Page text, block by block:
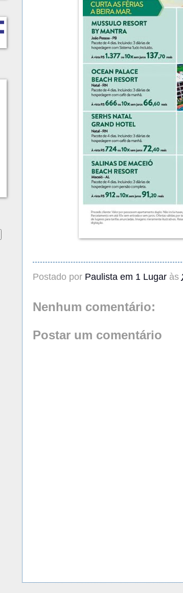
Postado por Paulista em 1 Lugar às
Nenhum comentário:
Postar um comentário